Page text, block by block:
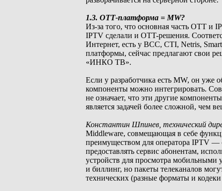
1.3. ОТТ-платформа = MW?
Из-за того, что основная часть ОТТ и
IPTV сделали и OTT-решения.
Интернет, есть у BCC, CTI, Netris,
платформы, сейчас предлагают свои
«ИНКО ТВ».
Если у разработчика есть MW, он уже
компоненты можно интегрировать.
не означает, что эти другие
является задачей более сложной, чем
Константин Шпинев, технический
Middleware, совмещающая в себе
преимуществом для оператора IPTV
предоставлять сервис абонентам,
устройств для просмотра мобильными
и биллинг, но пакеты телеканалов
технических (разные форматы и